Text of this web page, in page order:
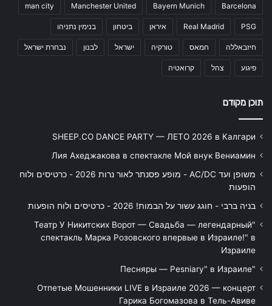
Barcelona
Bayern Munich
Manchester United
man city
PSG
Real Madrid איראן ביטחון בנימין נתניהו
חיזבאללה חמאס טורקיה ישראל לבנון נבחרת ישראל
פיגוע צהל קרואטיה
תוכן מקודם
SHEEP.CO DANCE PARTY — ЛЕТО 2026 в Калгари
Лия Ахеджакова в спектакле Мой внук Вениамин
משופן ועד AC/DC - מופע פסנתר לאור נרות 2026 - כרטיסים ולוח
הופעות
בניה ברבי - חוגג עשור על הבמות! 2026 - כרטיסים ולוח הופעות
"Театр У Никитских Ворот — Свадьба — легендарный
спектакль Марка Розовского впервые в Израиле!" в
Израиле
"Песняры — Pesniary" в Израиле
Отпетые Мошенники LIVE в Израиле 2026 — концерт
Гарика Богомазова в Тель-Авиве